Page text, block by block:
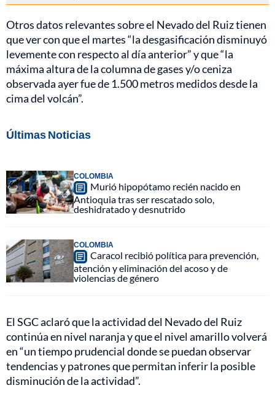
Otros datos relevantes sobre el Nevado del Ruiz tienen
que ver con que el martes “la desgasificación disminuyó
levemente con respecto al día anterior” y que “la
máxima altura de la columna de gases y/o ceniza
observada ayer fue de 1.500 metros medidos desde la
cima del volcán”.
Últimas Noticias
COLOMBIA
Murió hipopótamo recién nacido en
Antioquia tras ser rescatado solo,
deshidratado y desnutrido
COLOMBIA
Caracol recibió política para prevención,
atención y eliminación del acoso y de
violencias de género
El SGC aclaró que la actividad del Nevado del Ruiz
continúa en nivel naranja y que el nivel amarillo volverá
en “un tiempo prudencial donde se puedan observar
tendencias y patrones que permitan inferir la posible
disminución de la actividad”.